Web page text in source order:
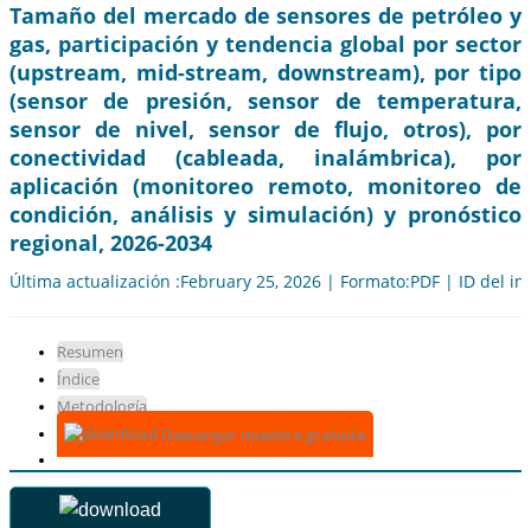
Tamaño del mercado de sensores de petróleo y
gas, participación y tendencia global por sector
(upstream, mid-stream, downstream), por tipo
(sensor de presión, sensor de temperatura,
sensor de nivel, sensor de flujo, otros), por
conectividad (cableada, inalámbrica), por
aplicación (monitoreo remoto, monitoreo de
condición, análisis y simulación) y pronóstico
regional, 2026-2034
Última actualización :February 25, 2026 | Formato:PDF | ID del
Resumen
Índice
Metodología
Descargar muestra gratuita